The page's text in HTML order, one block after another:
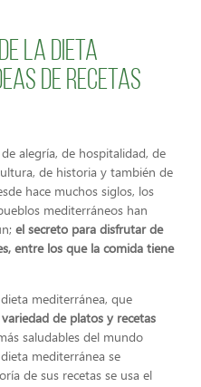
la dieta
de recetas
alegría, de hospitalidad, de
de historia y también de
hace muchos siglos, los
mediterráneos han
el secreto para disfrutar de
entre los que la comida tiene
mediterránea, que
de platos y recetas
saludables del mundo
mediterránea se
de sus recetas se usa el